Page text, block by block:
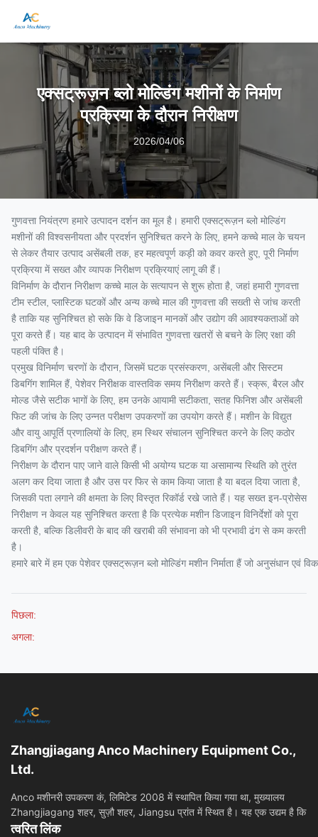
एक्सट्रूज़न ब्लो मोल्डिंग मशीनों के निर्माण
प्रक्रिया के दौरान निरीक्षण
2026/04/06
गुणवत्ता नियंत्रण हमारे उत्पादन दर्शन का मूल है। हमारी एक्सट्रूज़न ब्लो मोल्डिंग
मशीनों की विश्वसनीयता और प्रदर्शन सुनिश्चित करने के लिए, हमने कच्चे माल के चयन
से लेकर तैयार उत्पाद असेंबली तक, हर महत्वपूर्ण कड़ी को कवर करते हुए, पूरी निर्माण
प्रक्रिया में सख्त और व्यापक निरीक्षण प्रक्रियाएं लागू की हैं।
विनिर्माण के दौरान निरीक्षण कच्चे माल के सत्यापन से शुरू होता है, जहां हमारी गुणवत्ता
टीम स्टील, प्लास्टिक घटकों और अन्य कच्चे माल की गुणवत्ता की सख्ती से जांच करती
है ताकि यह सुनिश्चित हो सके कि वे डिजाइन मानकों और उद्योग की आवश्यकताओं को
पूरा करते हैं। यह बाद के उत्पादन में संभावित गुणवत्ता खतरों से बचने के लिए रक्षा की
पहली पंक्ति है।
प्रमुख विनिर्माण चरणों के दौरान, जिसमें घटक प्रसंस्करण, असेंबली और सिस्टम
डिबगिंग शामिल हैं, पेशेवर निरीक्षक वास्तविक समय निरीक्षण करते हैं। स्क्रू, बैरल और
मोल्ड जैसे सटीक भागों के लिए, हम उनके आयामी सटीकता, सतह फिनिश और असेंबली
फिट की जांच के लिए उन्नत परीक्षण उपकरणों का उपयोग करते हैं। मशीन के विद्युत
और वायु आपूर्ति प्रणालियों के लिए, हम स्थिर संचालन सुनिश्चित करने के लिए कठोर
डिबगिंग और प्रदर्शन परीक्षण करते हैं।
निरीक्षण के दौरान पाए जाने वाले किसी भी अयोग्य घटक या असामान्य स्थिति को तुरंत
अलग कर दिया जाता है और उस पर फिर से काम किया जाता है या बदल दिया जाता है,
जिसकी पता लगाने की क्षमता के लिए विस्तृत रिकॉर्ड रखे जाते हैं। यह सख्त इन-प्रोसेस
निरीक्षण न केवल यह सुनिश्चित करता है कि प्रत्येक मशीन डिजाइन विनिर्देशों को पूरा
करती है, बल्कि डिलीवरी के बाद की खराबी की संभावना को भी प्रभावी ढंग से कम करती
है।
हमारे बारे में हम एक पेशेवर एक्सट्रूज़न ब्लो मोल्डिंग मशीन निर्माता हैं जो अनुसंधान एवं
पिछला:
अगला:
Zhangjiagang Anco Machinery Equipment Co.,
Ltd.
Anco मशीनरी उपकरण कं, लिमिटेड 2008 में स्थापित किया गया था, मुख्यालय
Zhangjiagang शहर, सुज़ौ शहर, Jiangsu प्रांत में स्थित है। यह एक उद्यम है कि
त्वरित लिंक